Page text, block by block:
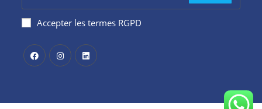
Accepter les termes RGPD